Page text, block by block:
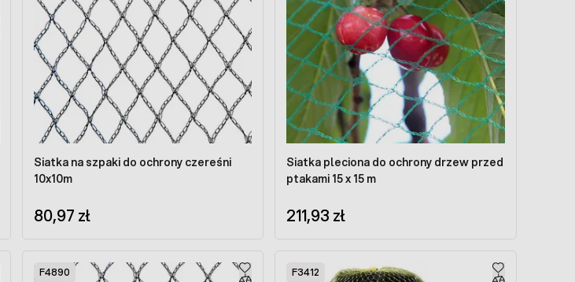
Siatka na szpaki do ochrony czereśni
10x10m
80,97 zł
Siatka pleciona do ochrony drzew przed
ptakami 15 x 15 m
211,93 zł
F4890 F3412